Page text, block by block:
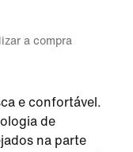
a compra
e confortável.
de
na parte